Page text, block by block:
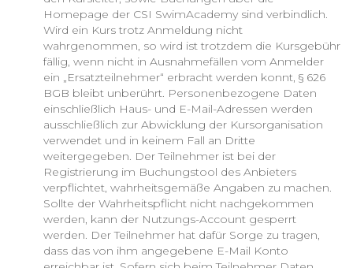
Homepage der CSI SwimAcademy sind verbindlich.
Wird ein Kurs trotz Anmeldung nicht
wahrgenommen, so wird ist trotzdem die Kursgebühr
fällig, wenn nicht in Ausnahmefällen vom Anmelder
ein „Ersatzteilnehmer“ erbracht werden konnt, § 626
BGB bleibt unberührt. Personenbezogene Daten
einschließlich Haus- und E-Mail-Adressen werden
ausschließlich zur Abwicklung der Kursorganisation
verwendet und in keinem Fall an Dritte
weitergegeben. Der Teilnehmer ist bei der
Registrierung im Buchungstool des Anbieters
verpflichtet, wahrheitsgemäße Angaben zu machen.
Sollte der Wahrheitspflicht nicht nachgekommen
werden, kann der Nutzungs-Account gesperrt
werden. Der Teilnehmer hat dafür Sorge zu tragen,
dass das von ihm angegebene E-Mail Konto